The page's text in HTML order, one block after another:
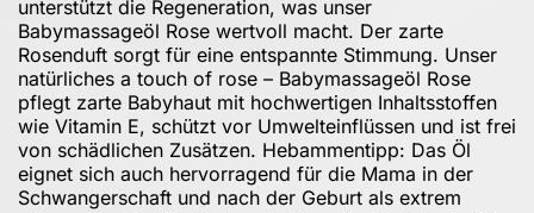
unterstützt die Regeneration, was unser
Babymassageöl Rose wertvoll macht. Der zarte
Rosenduft sorgt für eine entspannte Stimmung. Unser
natürliches a touch of rose – Babymassageöl Rose
pflegt zarte Babyhaut mit hochwertigen Inhaltsstoffen
wie Vitamin E, schützt vor Umwelteinflüssen und ist frei
von schädlichen Zusätzen. Hebammentipp: Das Öl
eignet sich auch hervorragend für die Mama in der
Schwangerschaft und nach der Geburt als extrem